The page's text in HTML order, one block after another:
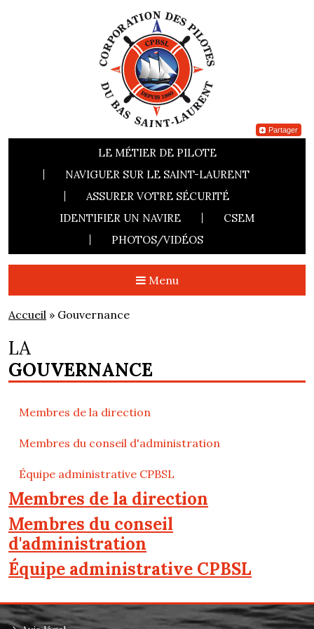
Partager
LE MÉTIER DE PILOTE
NAVIGUER SUR LE SAINT-LAURENT
ASSURER VOTRE SÉCURITÉ
IDENTIFIER UN NAVIRE
CSEM
PHOTOS/VIDÉOS
Menu
Accueil » Gouvernance
LA
GOUVERNANCE
Membres de la direction
Membres du conseil d'administration
Équipe administrative CPBSL
Membres de la direction
Membres du conseil
d'administration
Équipe administrative CPBSL